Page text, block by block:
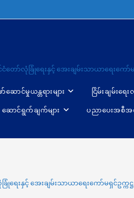
ငံတော်လုံခြုံရေးနှင့် အေးချမ်းသာယာရေးက
ာ်‌ဆောင်မှုယန္တရားများ ငြိမ်းချမ်းရေ
ဆောင်ရွက်ချက်များ ပညာပေးအစီအ
ြုံရေးနှင့် အေးချမ်းသာယာရေးကော်မရှင်ဥ